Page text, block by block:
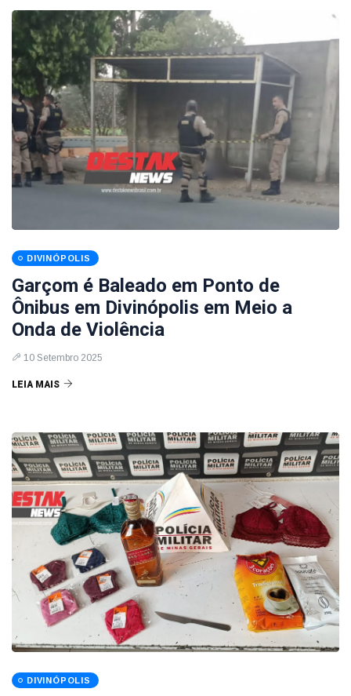
DIVINÓPOLIS
Garçom é Baleado em Ponto de
Ônibus em Divinópolis em Meio a
Onda de Violência
10 Setembro 2025
LEIA MAIS
DIVINÓPOLIS